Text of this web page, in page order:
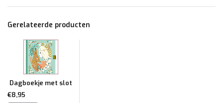
Gerelateerde producten
Dagboekje met slot
€8,95